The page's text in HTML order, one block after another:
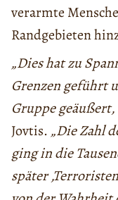
verarmte
Randgebieten
„Dies hat zu
Grenzen geführt
Gruppe
Jovtis. „Die Zahl
ging in die
später